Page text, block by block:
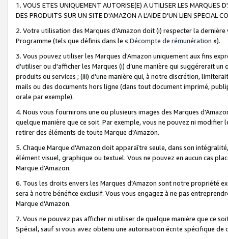
1. VOUS ETES UNIQUEMENT AUTORISE(E) A UTILISER LES MARQUES
DES PRODUITS SUR UN SITE D'AMAZON A L'AIDE D'UN LIEN SPECIAL
2. Votre utilisation des Marques d'Amazon doit (i) respecter la
Programme (tels que définis dans le « Décompte de rémunération »).
3. Vous pouvez utiliser les Marques d'Amazon uniquement aux fins
d'utiliser ou d'afficher les Marques (i) d’une manière qui suggérerait
produits ou services ; (iii) d’une manière qui, à notre discrétion,
mails ou des documents hors ligne (dans tout document imprimé,
orale par exemple).
4. Nous vous fournirons une ou plusieurs images des Marques
quelque manière que ce soit. Par exemple, vous ne pouvez ni
retirer des éléments de toute Marque d'Amazon.
5. Chaque Marque d'Amazon doit apparaître seule, dans son
élément visuel, graphique ou textuel. Vous ne pouvez en aucun cas
Marque d'Amazon.
6. Tous les droits envers les Marques d'Amazon sont notre propriété
sera à notre bénéfice exclusif. Vous vous engagez à ne pas
Marque d'Amazon.
7. Vous ne pouvez pas afficher ni utiliser de quelque manière que ce
Spécial, sauf si vous avez obtenu une autorisation écrite spécifique de